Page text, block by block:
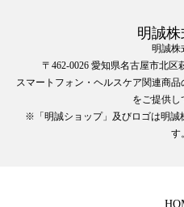
明誠
明誠株
〒462-0026 愛知県名古屋市北
スマートフォン・ヘルスケア関連商品
をご提供し
※「明誠ショップ」及びロゴは明誠
す。